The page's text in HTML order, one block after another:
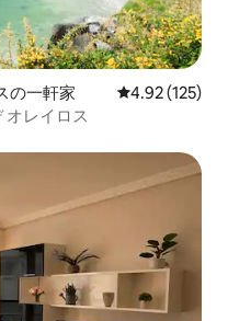
の一軒家 レビュー125
4.92 (125)
オレイロス